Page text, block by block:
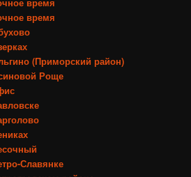
время
(Приморский район)
Роще
Славянке